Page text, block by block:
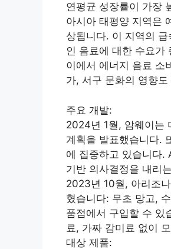
연평균 성장률이 가장
아시아 태평양 지역은
상됩니다. 이 지역의
인 음료에 대한 수요가
이에서 에너지 음료 소
가, 서구 문화의 영향
주요 개발:
2024년 1월, 암웨이는
계획을 발표했습니다.
에 집중하고 있습니다.
기반 의사결정을 내리
2023년 10월, 아리조
혔습니다: 무초 망고,
품점에서 구입할 수 있
료, 가짜 감미료 없이
대상 제품: